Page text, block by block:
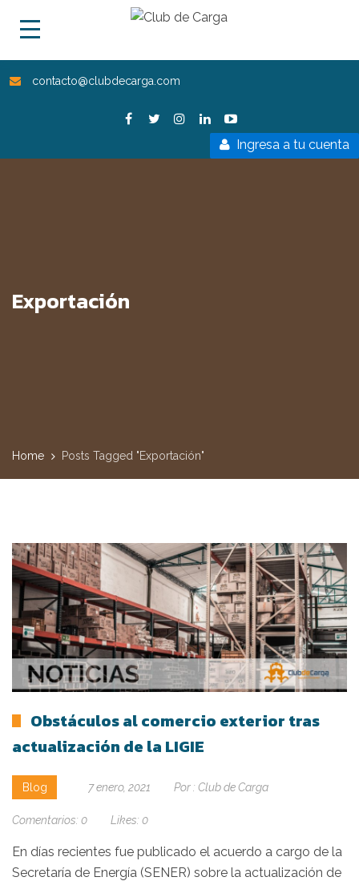
contacto@clubdecarga.com
Ingresa a tu cuenta
Exportación
Home Posts Tagged "Exportación"
Obstáculos al comercio exterior tras
actualización de la LIGIE
Blog 7 enero, 2021 Por : Club de Carga
Comentarios: 0 Likes: 0
En días recientes fue publicado el acuerdo a cargo de la
Secretaría de Energía (SENER) sobre la actualización de